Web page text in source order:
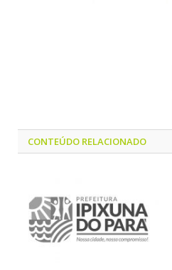
CONTEÚDO RELACIONADO